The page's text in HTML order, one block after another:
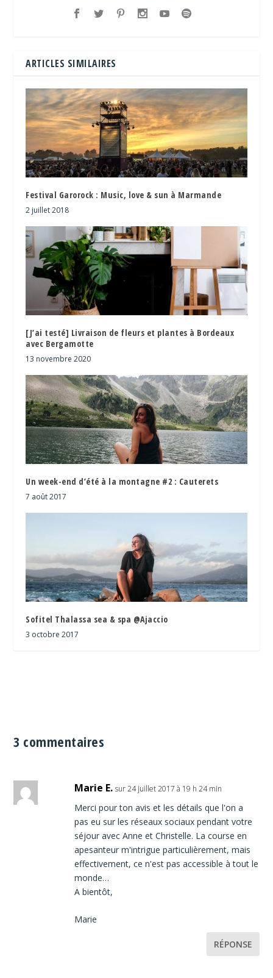
ARTICLES SIMILAIRES
Festival Garorock : Music, love & sun à Marmande
2 juillet 2018
[J’ai testé] Livraison de fleurs et plantes à Bordeaux
avec Bergamotte
13 novembre 2020
Un week-end d’été à la montagne #2 : Cauterets
7 août 2017
Sofitel Thalassa sea & spa @Ajaccio
3 octobre 2017
3 commentaires
Marie E. sur 24 juillet 2017 à 19 h 24 min
Merci pour ton avis et les détails que l'on a
pas eu sur les réseaux sociaux pendant votre
séjour avec Anne et Christelle. La course en
apesanteur m'intrigue particulièrement, mais
effectivement, ce n'est pas accessible à tout le
monde…
A bientôt,
Marie
RÉPONSE